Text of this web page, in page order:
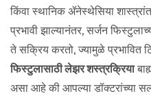
किंवा स्थानिक ॲनेस्थेसिया
प्रभावी झाल्यानंतर, सर्जन
ते सक्रिय करतो, ज्यामुळे प्रभावित
फिस्टुलासाठी लेझर शस्त्रक्रिया
असा आहे की आपल्या डॉक्टरांच्या